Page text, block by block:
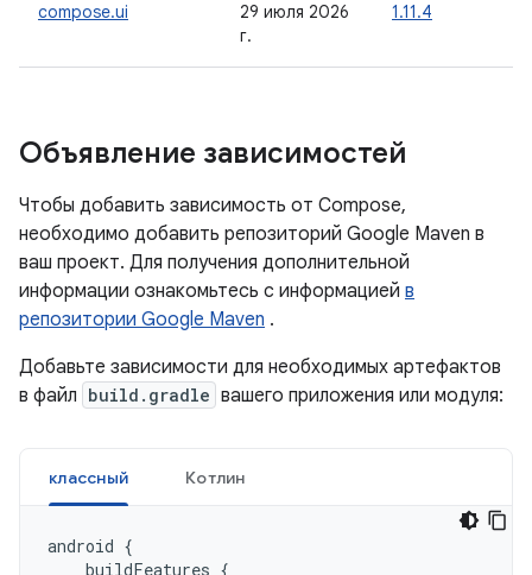
compose.ui
29 июля 2026
г.
1.11.4
Объявление зависимостей
Чтобы добавить зависимость от Compose,
необходимо добавить репозиторий Google Maven в
ваш проект. Для получения дополнительной
информации ознакомьтесь с информацией в
репозитории Google Maven .
Добавьте зависимости для необходимых артефактов
в файл build.gradle вашего приложения или модуля:
классный Котлин
android {
buildFeatures {